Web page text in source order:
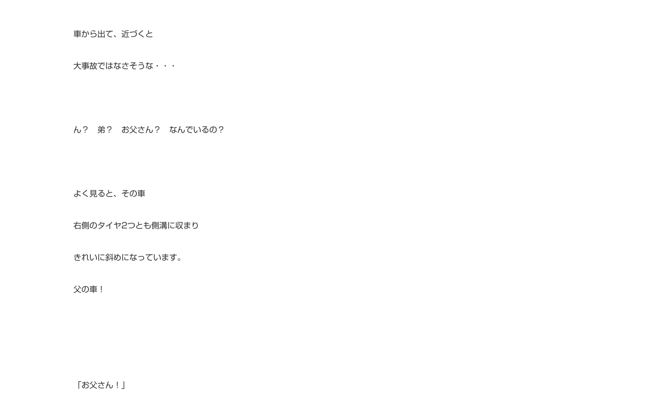
車から出て、近づくと
大事故ではなさそうな・・・
ん？ 弟？ お父さん？ なんでいるの？
よく見ると、その車
右側のタイヤ2つとも側溝に収まり
きれいに斜めになっています。
父の車！
「お父さん！」